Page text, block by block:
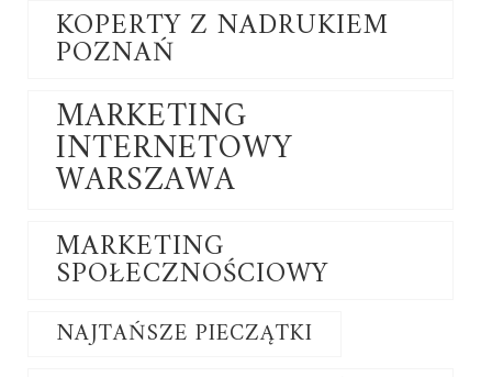
KOPERTY Z NADRUKIEM
POZNAŃ
MARKETING
INTERNETOWY
WARSZAWA
MARKETING
SPOŁECZNOŚCIOWY
NAJTAŃSZE PIECZĄTKI